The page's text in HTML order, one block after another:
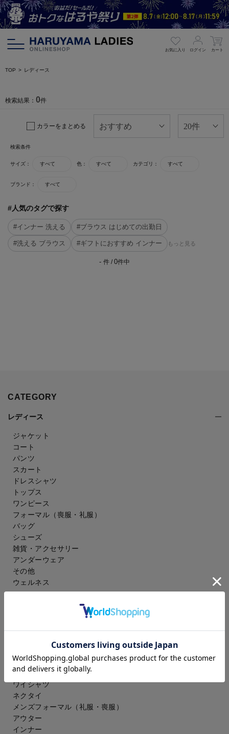
お気に入り ログイン カート
TOP レディース
検索結果： 0件
カラーをまとめる
検索条件
サイズ： すべて 色： すべて カテゴリ： すべて
ブランド： すべて
#人気のタグで探す
#インナー 洗える #ブラウス はじめての出勤日
#洗える ブラウス #ギフトにおすすめ インナー もっと見る
- 件 / 0件中
CATEGORY
レディース
ジャケット
コート
パンツ
スカート
ドレスシャツ
トップス
ワンピース
フォーマル（喪服・礼服）
バッグ
シューズ
雑貨・アクセサリー
アンダーウェア
その他
ウェルネス
スラックス
アイシャツ
ワイシャツ
ネクタイ
メンズフォーマル （礼服・喪服）
アウター
インナー